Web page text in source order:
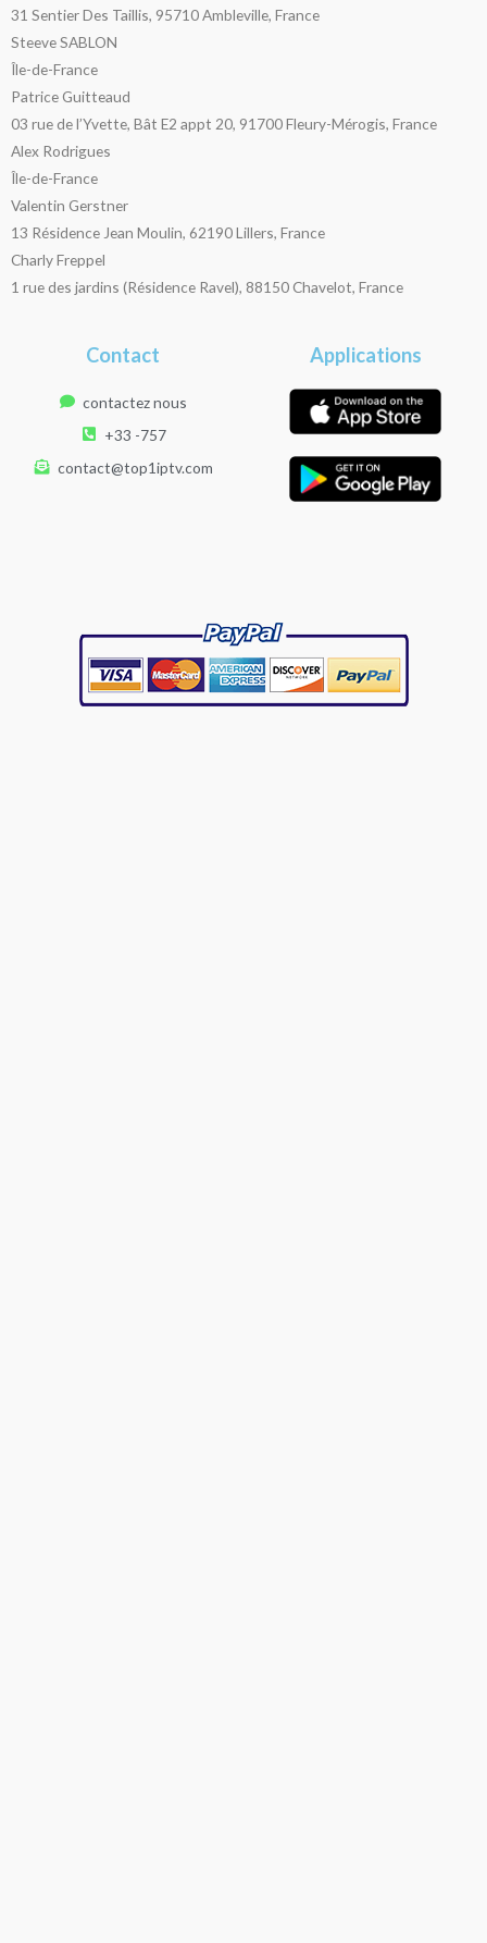
31 Sentier Des Taillis, 95710 Ambleville, France
Steeve SABLON
Île-de-France
Patrice Guitteaud
03 rue de l’Yvette, Bât E2 appt 20, 91700 Fleury-Mérogis, France
Alex Rodrigues
Île-de-France
Valentin Gerstner
13 Résidence Jean Moulin, 62190 Lillers, France
Charly Freppel
1 rue des jardins (Résidence Ravel), 88150 Chavelot, France
Contact
contactez nous
+33 -757
contact@top1iptv.com
Applications